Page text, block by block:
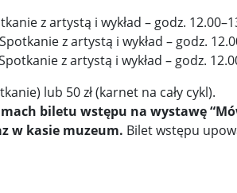
z artystą i wykład – godz.
z artystą i wykład – godz.
z artystą i wykład – godz.
lub 50 zł (karnet na cały cykl).
biletu wstępu na wystawę
w kasie muzeum. Bilet wstępu